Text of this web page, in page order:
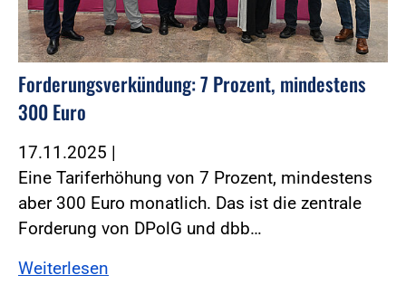
Forderungsverkündung: 7 Prozent, mindestens
300 Euro
17.11.2025 |
Eine Tariferhöhung von 7 Prozent, mindestens
aber 300 Euro monatlich. Das ist die zentrale
Forderung von DPolG und dbb…
Weiterlesen